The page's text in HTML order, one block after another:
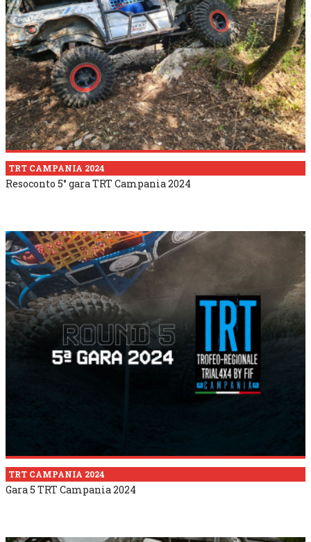
TRT CAMPANIA 2024
Resoconto 5° gara TRT Campania 2024
TRT CAMPANIA 2024
Gara 5 TRT Campania 2024